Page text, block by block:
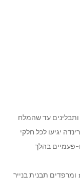
עד שהמלח
יגיעו לכל חלקי
פעמיים בהלך
מחממים תנור ל-180 ומרפדים תבנית בנייר